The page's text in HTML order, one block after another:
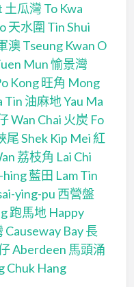
土瓜灣 To Kwa
天水圍 Tin Shui
澳 Tseung Kwan O
Mun愉景灣
Kong旺角 Mong
Tin 油麻地 Yau Ma
Wan Chai 火炭 Fo
尾 Shek Kip Mei 紅
荔枝角 Lai Chi
hing藍田 Lam Tin
ying-pu 西營盤
跑馬地 Happy
Causeway Bay長
Aberdeen 馬頭涌
Chuk Hang